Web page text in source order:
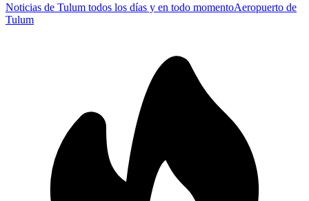
Noticias de Tulum todos los días y en todo momentoAeropuerto de
Tulum